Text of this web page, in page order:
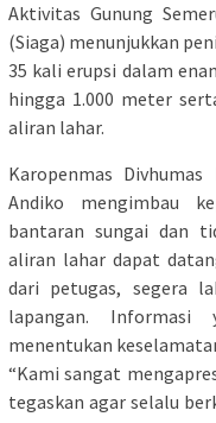
Aktivitas Gunung
(Siaga) menunjukkan
35 kali erupsi dalam
hingga 1.000 meter
aliran lahar.
Karopenmas
Andiko mengimbau
bantaran sungai dan
aliran lahar dapat
dari petugas, segera
lapangan.
menentukan
“Kami sangat
tegaskan agar selalu